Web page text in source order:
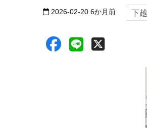
2026-02-20 6か月前 下越